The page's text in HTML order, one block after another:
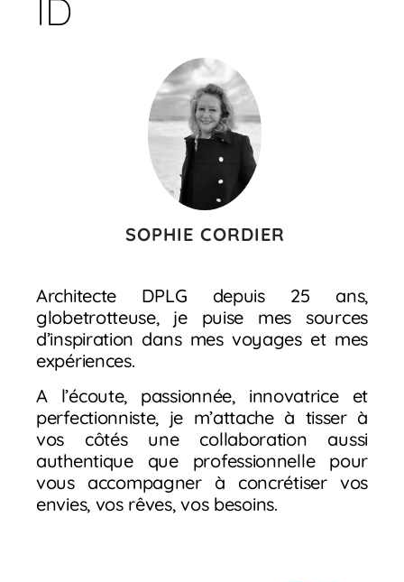
ID
SOPHIE CORDIER
Architecte DPLG depuis 25 ans,
globetrotteuse, je puise mes sources
d’inspiration dans mes voyages et mes
expériences.
A l’écoute, passionnée, innovatrice et
perfectionniste, je m’attache à tisser à
vos côtés une collaboration aussi
authentique que professionnelle pour
vous accompagner à concrétiser vos
envies, vos rêves, vos besoins.